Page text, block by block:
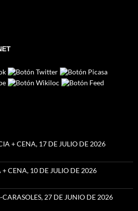
+ CENA, 17 DE JULIO DE 2026
+ CENA, 10 DE JULIO DE 2026
27 DE JUNIO DE 2026